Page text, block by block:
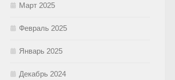
Март 2025
Февраль 2025
Январь 2025
Декабрь 2024